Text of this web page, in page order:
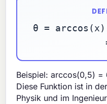
θ =
Beispiel: arccos(0,5) =
Diese Funktion ist in
Physik und im